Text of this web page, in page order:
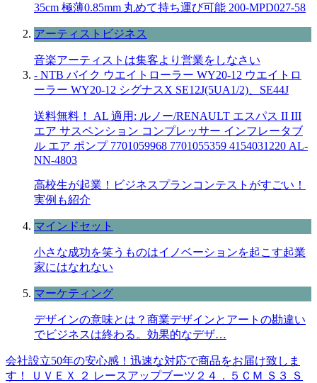
35cm 極薄0.85mm 丸めて持ち運び可能 200-MPD027-58
アーティストビジネス
音楽アーティストは集客より営業をしなさい
- NTB バイク ウエイトローラー WY20-12 ウエイトロ
ーラー WY20-12 シグナスX SE12J(5UA1/2)、SE44J
送料無料！ AL 適用: ルノー/RENAULT エスパス II III
エア サスペンション コンプレッサー インフレータブ
ル エア ポンプ 7701059968 7701055359 4154031220 AL-
NN-4803
高校生が起業！ビジネスプランコンテストがすごい！
実例も紹介
マインドセット
小さな成功を笑うものはイノベーションを起こす起業
家にはなれない
マーケティング
デザインの意味とは？商業デザインとアートの勘違い
でビジネスは終わる。効果的なデザ…
会社設立50年の安心感！迅速な対応で商品をお届け致しま
す！ ＵＶＥＸ ２ レースアップブーツ２４．５ＣＭ Ｓ３ Ｓ